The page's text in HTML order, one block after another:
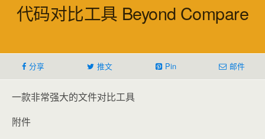
代码对比工具 Beyond Compare
分享 推文 Pin 邮件
一款非常强大的文件对比工具
附件